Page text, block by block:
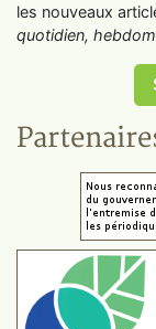
les nouveaux
quotidien,